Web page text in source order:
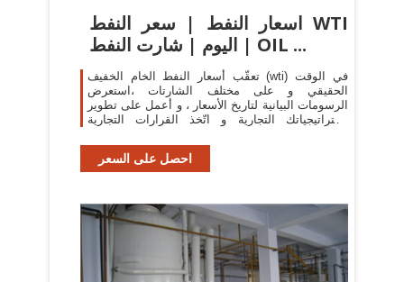
اسعار النفط | سعر النفط WTI
اليوم | شارت النفط | OIL ...
تعقّب أسعار النفط الخام الخفيف (wti) في الوقت
الحقيقي و على مختلف الشارتات ،استعرض
الرسومات البيانية لتاريخ الأسعار ، و أعمل على تطوير
استراتيجياتك التجارية و اتّخذ القرارات التجارية
احصل على السعر